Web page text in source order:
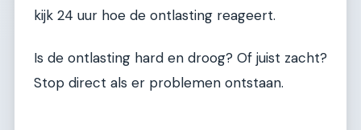
kijk 24 uur hoe de ontlasting reageert.
Is de ontlasting hard en droog? Of juist zacht?
Stop direct als er problemen ontstaan.